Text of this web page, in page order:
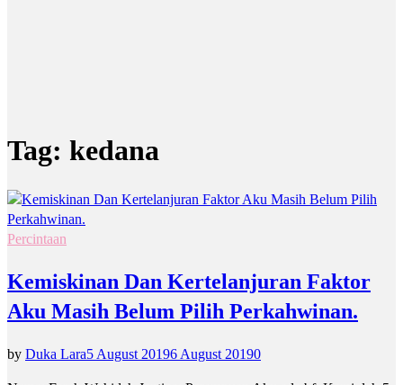
Tag: kedana
Percintaan
Kemiskinan Dan Kertelanjuran Faktor
Aku Masih Belum Pilih Perkahwinan.
by Duka Lara5 August 20196 August 20190